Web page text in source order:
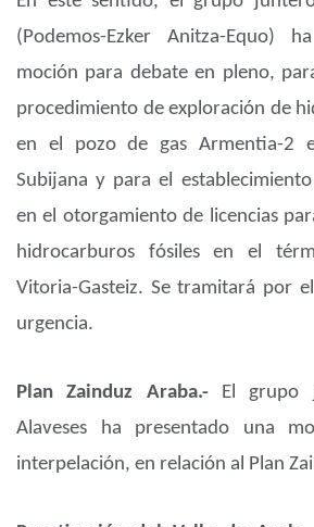
(Podemos-Ezker Anitza-Equo)
moción para debate en pleno,
procedimiento de exploración de
en el pozo de gas Armentia-2
Subijana y para el
en el otorgamiento de licencias
hidrocarburos fósiles en el
Vitoria-Gasteiz. Se tramitará por
urgencia.
Plan Zainduz Araba.- El grupo
Alaveses ha presentado una
interpelación, en relación al Plan